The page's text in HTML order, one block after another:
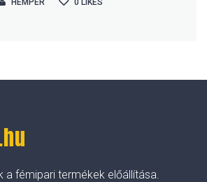
a fémipari termékek előállítása.